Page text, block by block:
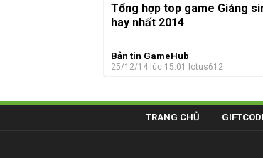
Tổng hợp top game Giáng
hay nhất 2014
Bản tin GameHub
25/12/14 lúc 15:01 lotus612
TRANG CHỦ